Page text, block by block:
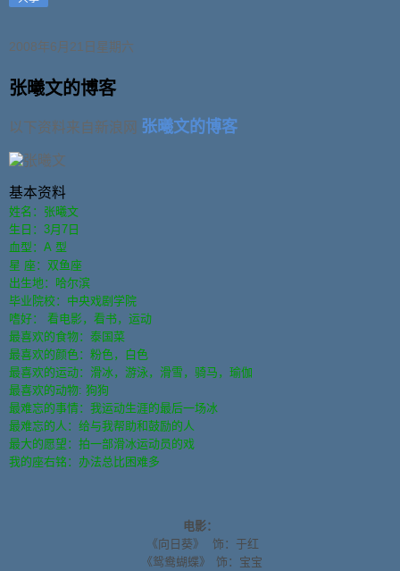
2008年6月21日星期六
张曦文的博客
以下资料来自新浪网 张曦文的博客
基本资料
姓名：张曦文
生日：3月7日
血型：A 型
星 座：双鱼座
出生地：哈尔滨
毕业院校：中央戏剧学院
嗜好： 看电影，看书，运动
最喜欢的食物：泰国菜
最喜欢的颜色：粉色，白色
最喜欢的运动：滑冰，游泳，滑雪，骑马，瑜伽
最喜欢的动物: 狗狗
最难忘的事情：我运动生涯的最后一场冰
最难忘的人：给与我帮助和鼓励的人
最大的愿望：拍一部滑冰运动员的戏
我的座右铭：办法总比困难多
电影：
《向日葵》
饰：于红
《鸳鸯蝴蝶》
饰：宝宝